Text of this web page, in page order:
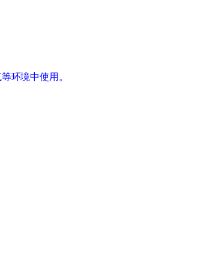
环境中使用。